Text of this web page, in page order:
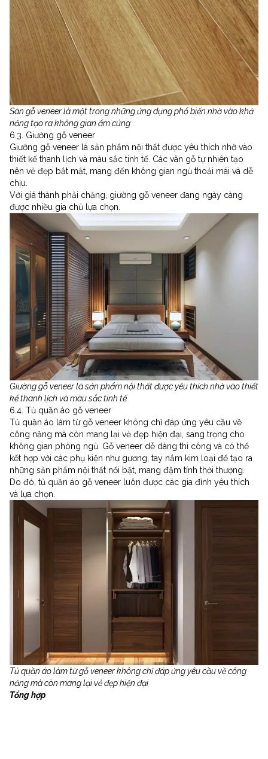
Sàn gỗ veneer là một trong những ứng dụng phổ biến nhờ vào khả
năng tạo ra không gian ấm cúng
6.3. Giường gỗ veneer
Giường gỗ veneer là sản phẩm nội thất được yêu thích nhờ vào
thiết kế thanh lịch và màu sắc tinh tế. Các vân gỗ tự nhiên tạo
nên vẻ đẹp bắt mắt, mang đến không gian ngủ thoải mái và dễ
chịu.
Với giá thành phải chăng, giường gỗ veneer đang ngày càng
được nhiều gia chủ lựa chọn.
Giường gỗ veneer là sản phẩm nội thất được yêu thích nhờ vào thiết
kế thanh lịch và màu sắc tinh tế
6.4. Tủ quần áo gỗ veneer
Tủ quần áo làm từ gỗ veneer không chỉ đáp ứng yêu cầu về
công năng mà còn mang lại vẻ đẹp hiện đại, sang trọng cho
không gian phòng ngủ. Gỗ veneer dễ dàng thi công và có thể
kết hợp với các phụ kiện như gương, tay nắm kim loại để tạo ra
những sản phẩm nội thất nổi bật, mang đậm tính thời thượng.
Do đó, tủ quần áo gỗ veneer luôn được các gia đình yêu thích
và lựa chọn.
Tủ quần áo làm từ gỗ veneer không chỉ đáp ứng yêu cầu về công
năng mà còn mang lại vẻ đẹp hiện đại
Tổng hợp